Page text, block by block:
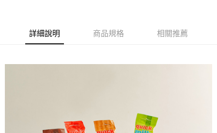
３．安心：先確認商品／服務後，再付款。
購買商品的店家。未經商家同意取消之訂單仍視為有效，需透過AFTEE先享
※ 交易是否成功請以「AFTEE先享後付 」之結帳頁面顯示為準，若有關於
每筆NT$120，滿NT$899(含以上)免運費
詳細說明 商品規格 相關推薦